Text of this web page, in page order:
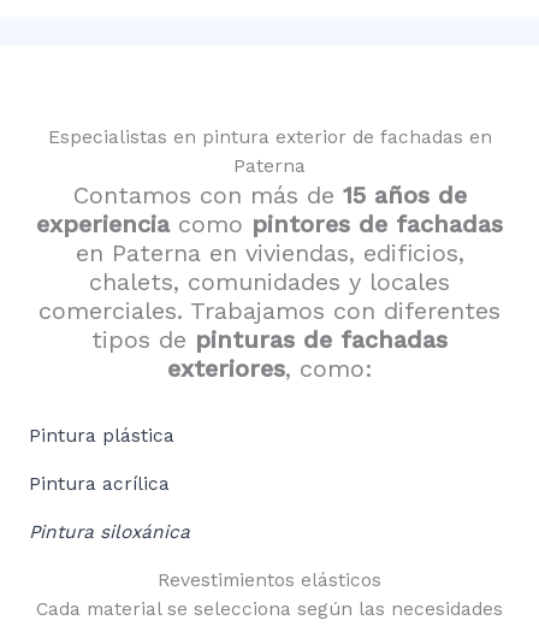
Especialistas en pintura exterior de fachadas en
Paterna
Contamos con más de 15 años de
experienciacomo pintores de fachadas
en Paterna en viviendas, edificios,
chalets, comunidades y locales
comerciales. Trabajamos con diferentes
tipos de pinturas de fachadas
exteriores, como:
Pintura plástica
Pintura acrílica
Pintura siloxánica
Revestimientos elásticos
Cada material se selecciona según las necesidades